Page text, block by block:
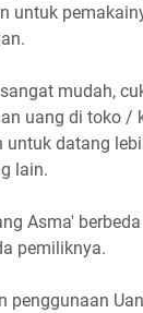
untuk
mudah,
uang di toko /
datang
lain.
Asma'
pemiliknya.